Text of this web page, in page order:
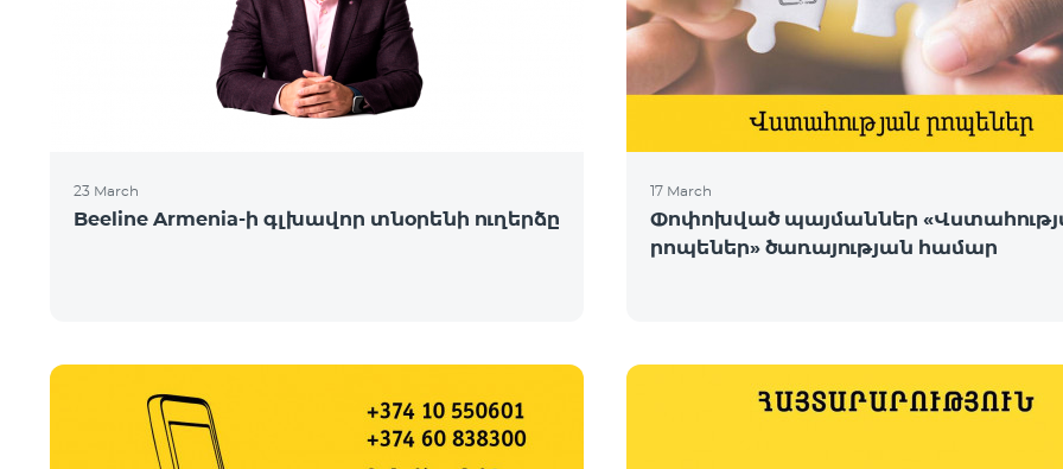
23 March
Beeline Armenia-ի գլխավոր տնօրենի ուղերձը
17 March
Փոփոխված պայմաններ
րոպեներ» ծառայության համար